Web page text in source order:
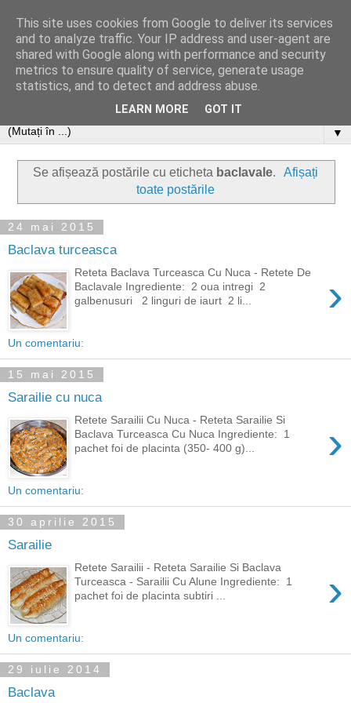
▼
Se afișează postările cu eticheta baclavale.
Afișați
toate postările
24 mai 2015
Baclava turceasca
›
Reteta Baclava Turceasca Cu Nuca - Retete De
Baclavale Ingrediente: 2 oua intregi 2
galbenusuri 2 linguri de iaurt 2 li...
Un comentariu:
15 mai 2015
Sarailie cu nuca
›
Retete Sarailii Cu Nuca - Reteta Sarailie Si
Baclava Turceasca Cu Nuca Ingrediente: 1
pachet foi de placinta (350- 400 g)...
Un comentariu:
30 aprilie 2015
Sarailie
›
Retete Sarailii - Reteta Sarailie Si Baclava
Turceasca - Sarailii Cu Alune Ingrediente: 1
pachet foi de placinta subtiri ...
Un comentariu:
29 iulie 2014
Baclava
This site uses cookies from Google to deliver its services
and to analyze traffic. Your IP address and user-agent are
shared with Google along with performance and security
metrics to ensure quality of service, generate usage
statistics, and to detect and address abuse.
LEARN MORE GOT IT